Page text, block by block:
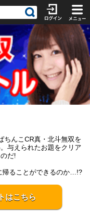
ちんこCR真・北斗無双を
与えられたお題をクリア
だ!
帰ることができるのか…!?
はこちら